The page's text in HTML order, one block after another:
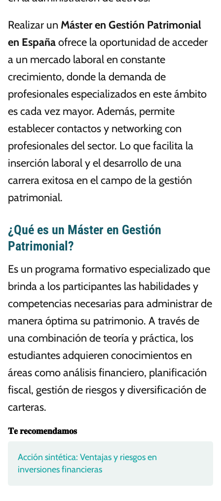
Realizar un Máster en Gestión Patrimonial
en Españaofrece la oportunidad de acceder
a un mercado laboral en constante
crecimiento, donde la demanda de
profesionales especializados en este ámbito
es cada vez mayor. Además, permite
establecer contactos y networking con
profesionales del sector. Lo que facilita la
inserción laboral y el desarrollo de una
carrera exitosa en el campo de la gestión
patrimonial.
¿Qué es un Máster en Gestión
Patrimonial?
Es un programa formativo especializado que
brinda a los participantes las habilidades y
competencias necesarias para administrar de
manera óptima su patrimonio. A través de
una combinación de teoría y práctica, los
estudiantes adquieren conocimientos en
áreas como análisis financiero, planificación
fiscal, gestión de riesgos y diversificación de
carteras.
𝐓𝐞 𝐫𝐞𝐜𝐨𝐦𝐞𝐧𝐝𝐚𝐦𝐨𝐬
Acción sintética: Ventajas y riesgos en
inversiones financieras